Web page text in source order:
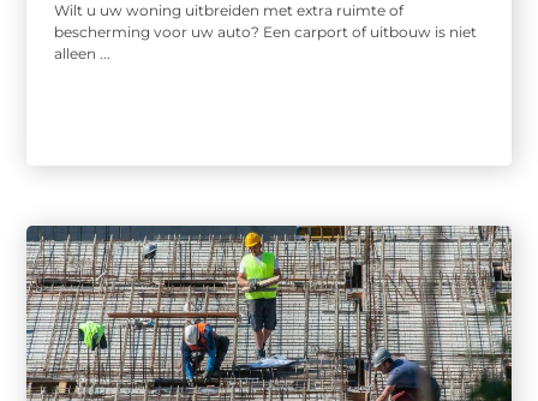
Wilt u uw woning uitbreiden met extra ruimte of
bescherming voor uw auto? Een carport of uitbouw is niet
alleen ...